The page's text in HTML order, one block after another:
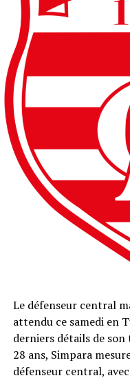
Le défenseur central
attendu ce samedi en
derniers détails de
28 ans, Simpara
défenseur central,